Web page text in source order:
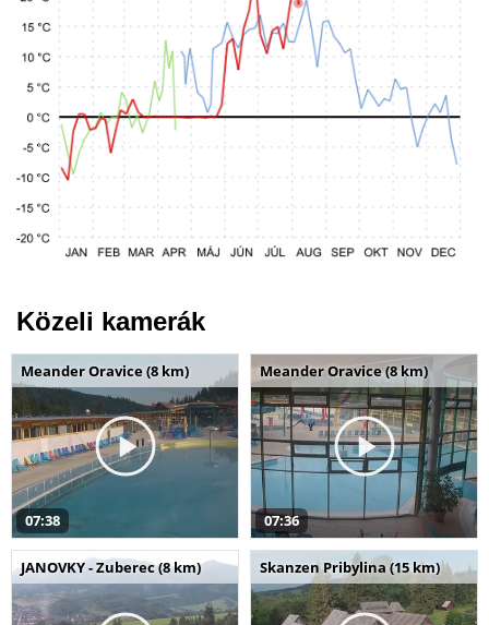
Közeli kamerák
Meander Oravice (8 km)
07:38
Meander Oravice (8 km)
07:36
JANOVKY - Zuberec (8 km) Skanzen Pribylina (15 km)